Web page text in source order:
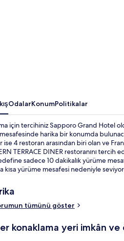
OdalarKonumPolitikalar
için tercihiniz Sapporo Grand Hotel
harika bir konumda
ise 4 restoran arasından biri olan ve
TERRACE DINER restoranını
sadece 10 dakikalık yürüme
kısa yürüme mesafesi nedeniyle
tümünü göster
konaklama yeri imkân